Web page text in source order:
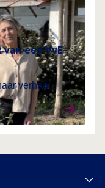
een VvE-
verhaal.